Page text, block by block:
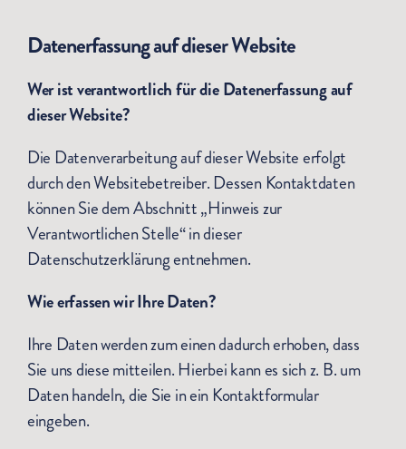
Datenerfassung auf dieser Website
Wer ist verantwortlich für die Datenerfassung auf
dieser Website?
Die Datenverarbeitung auf dieser Website erfolgt
durch den Websitebetreiber. Dessen Kontaktdaten
können Sie dem Abschnitt „Hinweis zur
Verantwortlichen Stelle“ in dieser
Datenschutzerklärung entnehmen.
Wie erfassen wir Ihre Daten?
Ihre Daten werden zum einen dadurch erhoben, dass
Sie uns diese mitteilen. Hierbei kann es sich z. B. um
Daten handeln, die Sie in ein Kontaktformular
eingeben.